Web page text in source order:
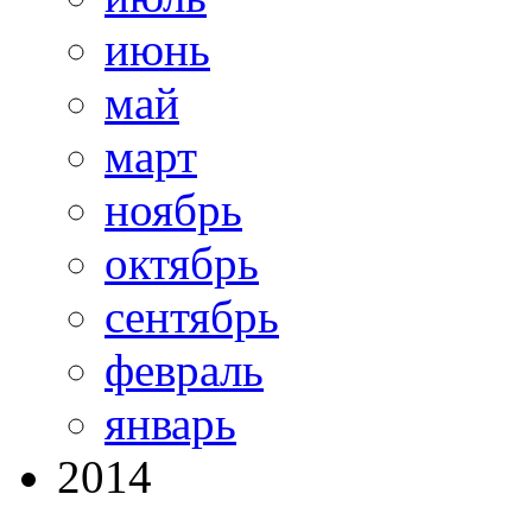
июнь
май
март
ноябрь
октябрь
сентябрь
февраль
январь
2014